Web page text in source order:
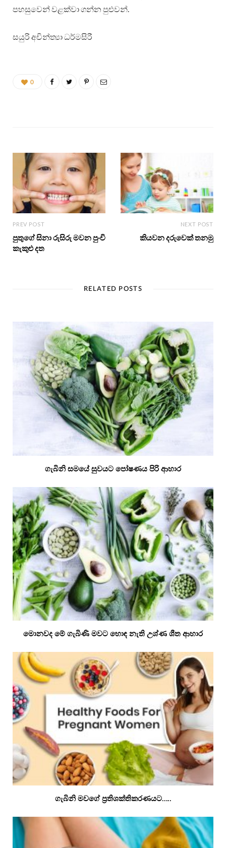
පහසුවෙන් වළක්වා ගන්න පුළුවන්.
සයුරි අචින්ත්‍යා ධර්මසිරී
0
PREV POST
පුතුගේ සිනා රුසිරු මවන පුංචි
කැකුළු දත
NEXT POST
කියවන දරුවෙක් තනමු
RELATED POSTS
ගැබිනි සමයේ සුවයට පෝෂණය පිරි ආහාර
මොනවද මේ ගැබිණි මවට හොඳ නැති උශ්ණ ශීත ආහාර
ගැබිනි මවගේ ප්‍රතිශක්තිකරණයට…..